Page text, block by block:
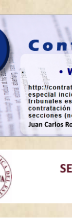
de
contratación pública